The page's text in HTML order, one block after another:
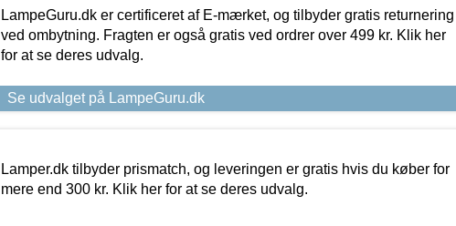
LampeGuru.dk er certificeret af E-mærket, og tilbyder gratis returnering
ved ombytning. Fragten er også gratis ved ordrer over 499 kr. Klik her
for at se deres udvalg.
Se udvalget på LampeGuru.dk
Lamper.dk tilbyder prismatch, og leveringen er gratis hvis du køber for
mere end 300 kr. Klik her for at se deres udvalg.